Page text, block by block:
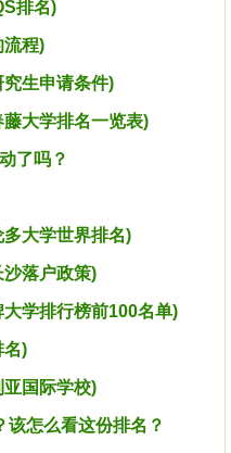
排名)
流程)
生申请条件)
大学排名一览表)
了吗？
大学世界排名)
落户政策)
学排行榜前100名单)
名)
国际学校)
怎么看这份排名？